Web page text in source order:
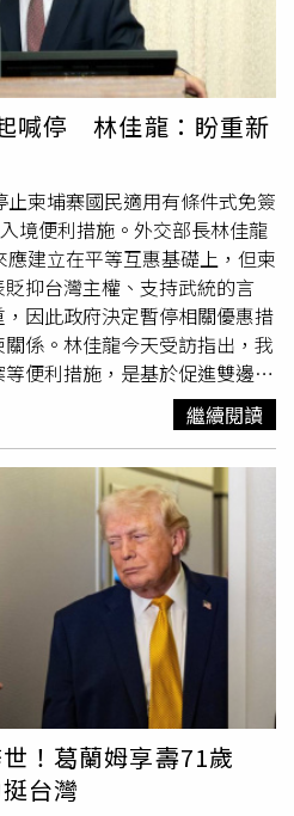
，柬埔寨外交與國際合作部19
始終將台灣視為中國的一個
，強調此一立場不會改變。此
發相關聲明，表示「柬埔寨政
個中國政策」。據悉，外交部
寨政府在涉及台灣議題上，多
一個中國」論述，更公開支持
民安全造成衝擊。林佳龍也提
柬埔寨有關，對台灣社會造成
外交管道與對方交涉，因此基
給予柬埔寨特殊待遇，也希望
新檢討台柬關係」。林佳龍18
特殊待遇措施，並盼雙方重新
攝）
喊停 林佳龍：盼重新
柬埔寨國民適用有條件式免簽
入境便利措施。外交部長林佳龍
建立在平等互惠基礎上，但柬
抑台灣主權、支持武統的言
因此政府決定暫停相關優惠措
係。林佳龍今天受訪指出，我
便利措施，是基於促進雙邊交
等方式回應台灣，雙方互惠基
柬埔寨政府在涉及台灣議題
扭曲「一個中國」論述，更公
主權及人民安全造成衝擊。林佳
案件與柬埔寨有關，對台灣社
續透過外交管道與對方交涉。
提供相關簽證便利措施，希望
開對話，共同檢討雙邊關係。
柬埔寨維持平等、互惠且友善
人民及柬埔寨未來發展，但台
、貶抑主權或支持武力犯台
繼續閱讀
！葛蘭姆享壽71歲
台灣